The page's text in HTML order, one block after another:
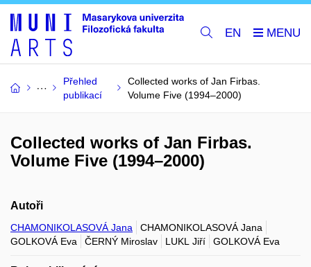
EN
Přehled
publikací
Collected works of Jan Firbas.
Volume Five (1994–2000)
Collected works of Jan Firbas.
Volume Five (1994–2000)
Autoři
CHAMONIKOLASOVÁ Jana
CHAMONIKOLASOVÁ Jana
GOLKOVÁ Eva
ČERNÝ Miroslav LUKL Jiří GOLKOVÁ Eva